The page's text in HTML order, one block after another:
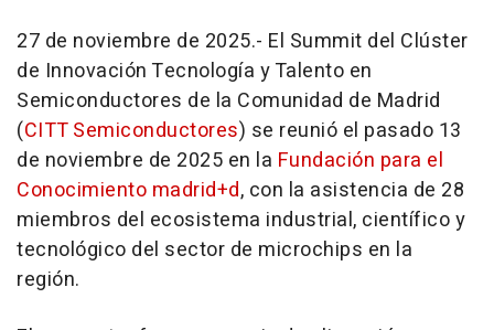
27 de noviembre de 2025.- El Summit del Clúster
de Innovación Tecnología y Talento en
Semiconductores de la Comunidad de Madrid
(CITT Semiconductores) se reunió el pasado 13
de noviembre de 2025 en la Fundación para el
Conocimiento madrid+d, con la asistencia de 28
miembros del ecosistema industrial, científico y
tecnológico del sector de microchips en la
región.